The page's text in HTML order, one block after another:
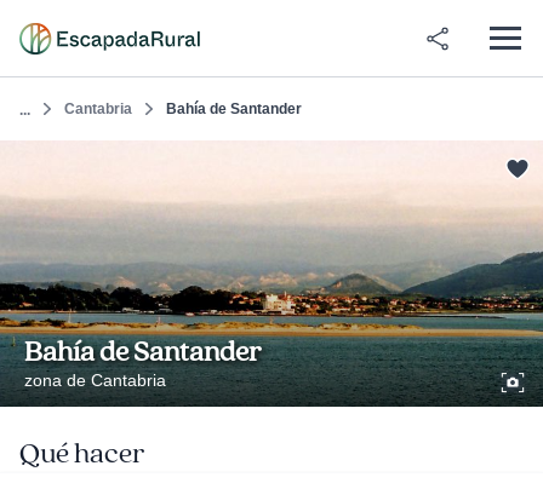
... Cantabria Bahía de Santander
Bahía de Santander
zona de Cantabria
Qué hacer